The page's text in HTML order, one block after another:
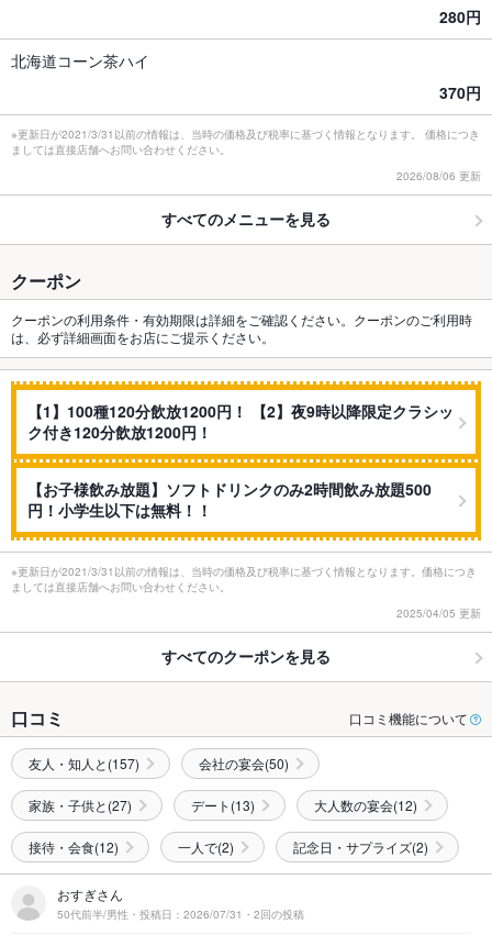
280円
北海道コーン茶ハイ
370円
※更新日が2021/3/31以前の情報は、当時の価格及び税率に基づく情報となります。 価格につき
ましては直接店舗へお問い合わせください。
2026/08/06 更新
すべてのメニューを見る
クーポン
クーポンの利用条件・有効期限は詳細をご確認ください。クーポンのご利用時
は、必ず詳細画面をお店にご提示ください。
【1】100種120分飲放1200円！ 【2】夜9時以降限定クラシッ
ク付き120分飲放1200円！
【お子様飲み放題】ソフトドリンクのみ2時間飲み放題500
円！小学生以下は無料！！
※更新日が2021/3/31以前の情報は、当時の価格及び税率に基づく情報となります。価格につき
ましては直接店舗へお問い合わせください。
2025/04/05 更新
すべてのクーポンを見る
口コミ 口コミ機能について
友人・知人と(157) 会社の宴会(50)
家族・子供と(27) デート(13) 大人数の宴会(12)
接待・会食(12) 一人で(2) 記念日・サプライズ(2)
おすぎさん
50代前半/男性・投稿日：2026/07/31・2回の投稿